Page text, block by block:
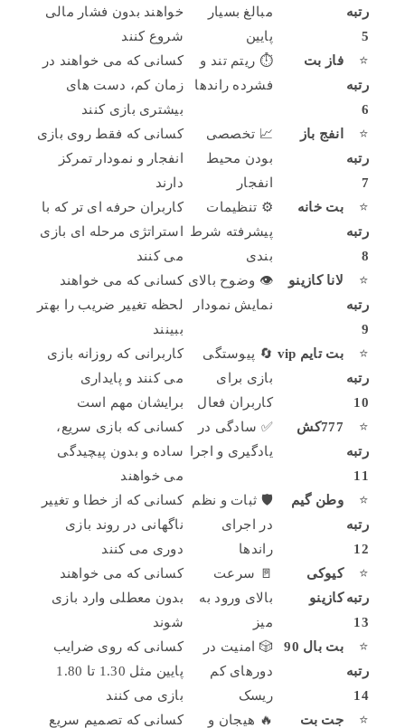
رتبه
5
مبالغ بسیار
پایین
خواهند بدون فشار مالی
شروع کنند
⭐
رتبه
6
فاز بت
⏱️ ریتم تند و
فشرده راندها
کسانی که می خواهند در
زمان کم، دست های
بیشتری بازی کنند
⭐
رتبه
7
انفج باز
📈 تخصصی
بودن محیط
انفجار
کسانی که فقط روی بازی
انفجار و نمودار تمرکز
دارند
⭐
رتبه
8
بت خانه
⚙️ تنظیمات
پیشرفته شرط
بندی
کاربران حرفه ای تر که با
استراتژی مرحله ای بازی
می کنند
⭐
رتبه
9
لانا کازینو
👁️ وضوح بالای
نمایش نمودار
کسانی که می خواهند
لحظه تغییر ضریب را بهتر
ببینند
⭐
رتبه
10
بت تایم vip
🔄 پیوستگی
بازی برای
کاربران فعال
کاربرانی که روزانه بازی
می کنند و پایداری
برایشان مهم است
⭐
رتبه
11
777کش
✅ سادگی در
یادگیری و اجرا
کسانی که بازی سریع،
ساده و بدون پیچیدگی
می خواهند
⭐
رتبه
12
وطن گیم
🛡️ ثبات و نظم
در اجرای
راندها
کسانی که از خطا و تغییر
ناگهانی در روند بازی
دوری می کنند
⭐
رتبه
13
کیوکی
کازینو
🚪 سرعت
بالای ورود به
میز
کسانی که می خواهند
بدون معطلی وارد بازی
شوند
⭐
رتبه
14
بت بال 90
🎲 امنیت در
دورهای کم
ریسک
کسانی که روی ضرایب
پایین مثل 1.30 تا 1.80
بازی می کنند
⭐
جت بت 🔥 هیجان و کسانی که تصمیم سریع